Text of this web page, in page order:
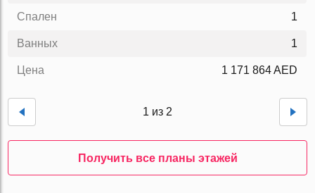
Спален 1
Ванных 1
Цена 1 171 864 AED
Получить все планы этажей
1 из 2